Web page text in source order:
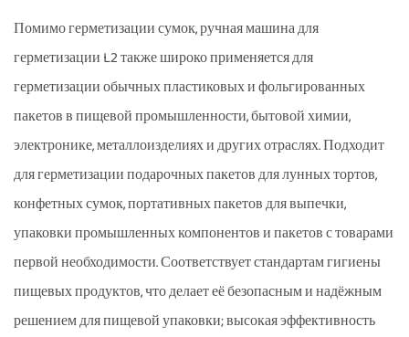
Помимо герметизации сумок, ручная машина для
герметизации L2 также широко применяется для
герметизации обычных пластиковых и фольгированных
пакетов в пищевой промышленности, бытовой химии,
электронике, металлоизделиях и других отраслях. Подходит
для герметизации подарочных пакетов для лунных тортов,
конфетных сумок, портативных пакетов для выпечки,
упаковки промышленных компонентов и пакетов с товарами
первой необходимости. Соответствует стандартам гигиены
пищевых продуктов, что делает её безопасным и надёжным
решением для пищевой упаковки; высокая эффективность